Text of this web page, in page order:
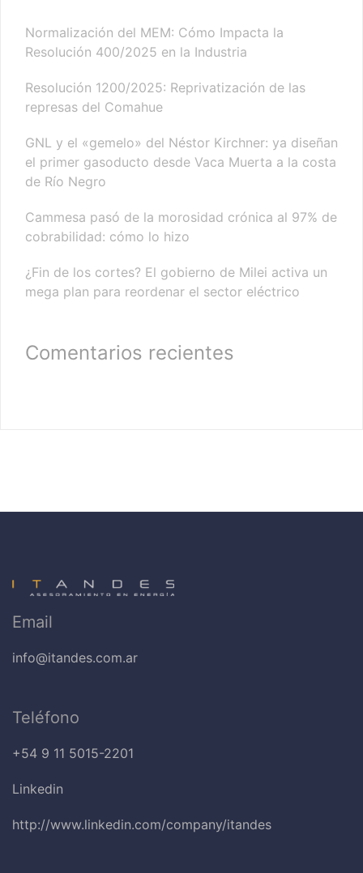
Normalización del MEM: Cómo Impacta la
Resolución 400/2025 en la Industria
Resolución 1200/2025: Reprivatización de las
represas del Comahue
GNL y el «gemelo» del Néstor Kirchner: ya diseñan
el primer gasoducto desde Vaca Muerta a la costa
de Río Negro
Cammesa pasó de la morosidad crónica al 97% de
cobrabilidad: cómo lo hizo
¿Fin de los cortes? El gobierno de Milei activa un
mega plan para reordenar el sector eléctrico
Comentarios recientes
Email
info@itandes.com.ar
Teléfono
+54 9 11 5015-2201
Linkedin
http://www.linkedin.com/company/itandes